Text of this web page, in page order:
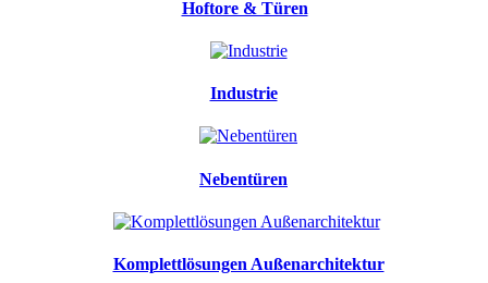
Hoftore & Türen
Industrie
Nebentüren
Komplettlösungen Außenarchitektur